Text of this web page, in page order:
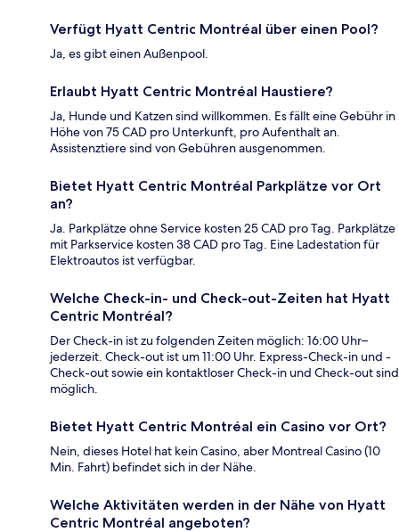
Verfügt Hyatt Centric Montréal über einen Pool?
Ja, es gibt einen Außenpool.
Erlaubt Hyatt Centric Montréal Haustiere?
Ja, Hunde und Katzen sind willkommen. Es fällt eine Gebühr in
Höhe von 75 CAD pro Unterkunft, pro Aufenthalt an.
Assistenztiere sind von Gebühren ausgenommen.
Bietet Hyatt Centric Montréal Parkplätze vor Ort
an?
Ja. Parkplätze ohne Service kosten 25 CAD pro Tag. Parkplätze
mit Parkservice kosten 38 CAD pro Tag. Eine Ladestation für
Elektroautos ist verfügbar.
Welche Check-in- und Check-out-Zeiten hat Hyatt
Centric Montréal?
Der Check-in ist zu folgenden Zeiten möglich: 16:00 Uhr–
jederzeit. Check-out ist um 11:00 Uhr. Express-Check-in und -
Check-out sowie ein kontaktloser Check-in und Check-out sind
möglich.
Bietet Hyatt Centric Montréal ein Casino vor Ort?
Nein, dieses Hotel hat kein Casino, aber Montreal Casino (10
Min. Fahrt) befindet sich in der Nähe.
Welche Aktivitäten werden in der Nähe von Hyatt
Centric Montréal angeboten?